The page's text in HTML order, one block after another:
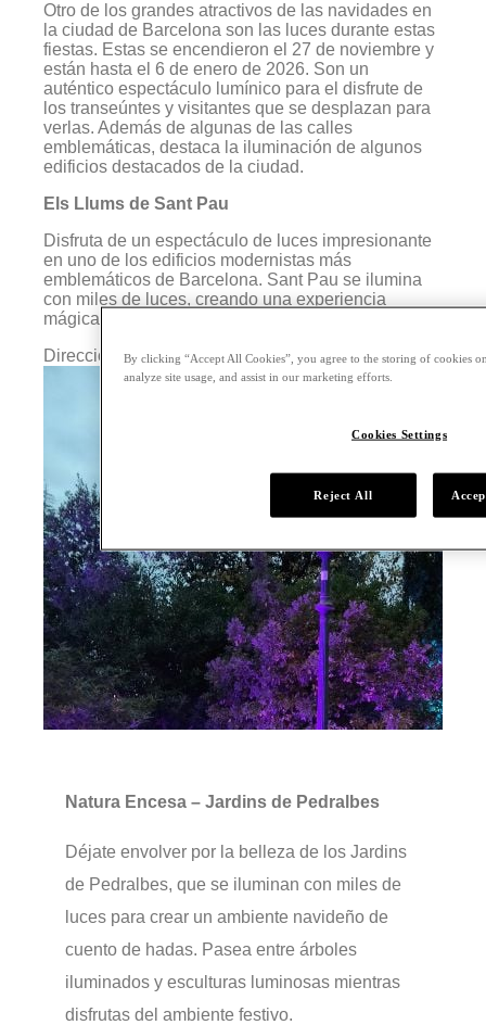
Otro de los grandes atractivos de las navidades en
la ciudad de Barcelona son las luces durante estas
fiestas. Estas se encendieron el 27 de noviembre y
están hasta el 6 de enero de 2026. Son un
auténtico espectáculo lumínico para el disfrute de
los transeúntes y visitantes que se desplazan para
verlas. Además de algunas de las calles
emblemáticas, destaca la iluminación de algunos
edificios destacados de la ciudad.
Els Llums de Sant Pau
Disfruta de un espectáculo de luces impresionante
en uno de los edificios modernistas más
emblemáticos de Barcelona. Sant Pau se ilumina
con miles de luces, creando una experiencia
mágica que no te puedes perder.
Dirección: C/ de St. Antoni Maria Claret, 167
Natura Encesa – Jardins de Pedralbes
Déjate envolver por la belleza de los Jardins
de Pedralbes, que se iluminan con miles de
luces para crear un ambiente navideño de
cuento de hadas. Pasea entre árboles
iluminados y esculturas luminosas mientras
disfrutas del ambiente festivo.
By clicking “Accept All Cookies”, you agree to the storing of cookies
analyze site usage, and assist in our marketing efforts.
Cookies Settings
Reject All